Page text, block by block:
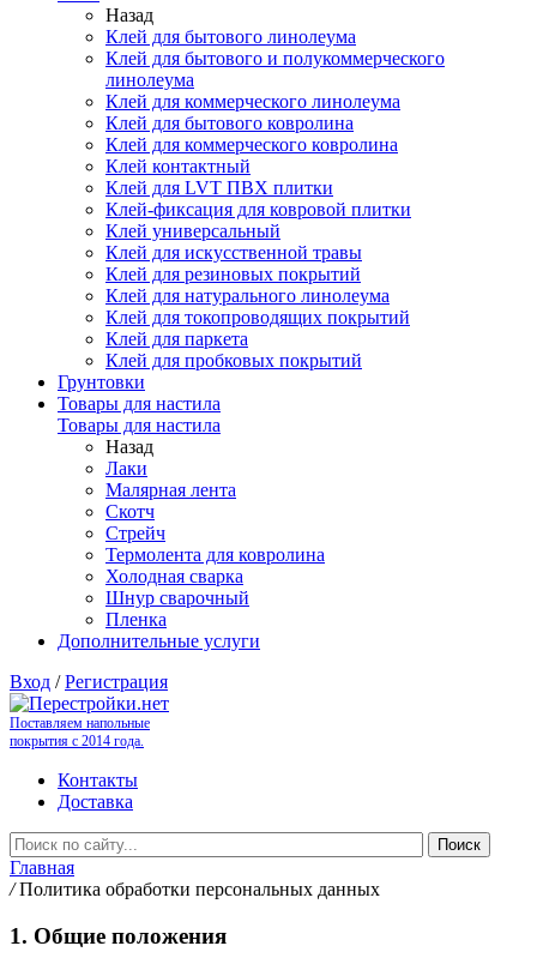
Назад
Клей для бытового линолеума
Клей для бытового и полукоммерческого
линолеума
Клей для коммерческого линолеума
Клей для бытового ковролина
Клей для коммерческого ковролина
Клей контактный
Клей для LVT ПВХ плитки
Клей-фиксация для ковровой плитки
Клей универсальный
Клей для искусственной травы
Клей для резиновых покрытий
Клей для натурального линолеума
Клей для токопроводящих покрытий
Клей для паркета
Клей для пробковых покрытий
Грунтовки
Товары для настила
Товары для настила
Назад
Лаки
Малярная лента
Скотч
Стрейч
Термолента для ковролина
Холодная сварка
Шнур сварочный
Пленка
Дополнительные услуги
Вход /Регистрация
Поставляем напольные
покрытия с 2014 года.
Контакты
Доставка
Главная
/ Политика обработки персональных данных
1. Общие положения